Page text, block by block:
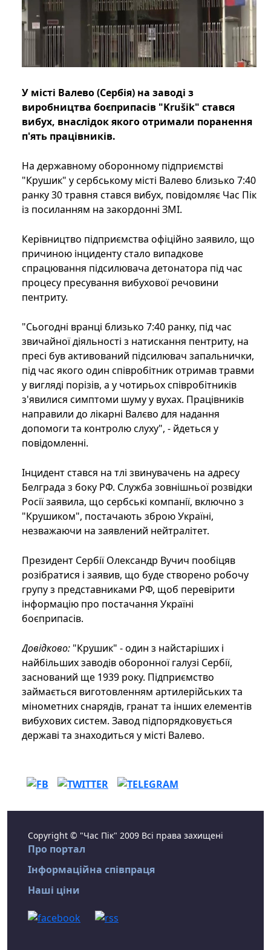
У місті Валево (Сербія) на заводі з
виробництва боєприпасів "Krušik" стався
вибух, внаслідок якого отримали поранення
п'ять працівників.
На державному оборонному підприємстві
"Крушик" у сербському місті Валево близько 7:40
ранку 30 травня стався вибух, повідомляє Час Пік
із посиланням на закордонні ЗМІ.
Керівництво підприємства офіційно заявило, що
причиною інциденту стало випадкове
спрацювання підсилювача детонатора під час
процесу пресування вибухової речовини
пентриту.
"Сьогодні вранці близько 7:40 ранку, під час
звичайної діяльності з натискання пентриту, на
пресі був активований підсилювач запальнички,
під час якого один співробітник отримав травми
у вигляді порізів, а у чотирьох співробітників
з'явилися симптоми шуму у вухах. Працівників
направили до лікарні Валєво для надання
допомоги та контролю слуху", - йдеться у
повідомленні.
Інцидент стався на тлі звинувачень на адресу
Белграда з боку РФ. Служба зовнішньої розвідки
Росії заявила, що сербські компанії, включно з
"Крушиком", постачають зброю Україні,
незважаючи на заявлений нейтралітет.
Президент Сербії Олександр Вучич пообіцяв
розібратися і заявив, що буде створено робочу
групу з представниками РФ, щоб перевірити
інформацію про постачання Україні
боєприпасів.
Довідково: "Крушик" - один з найстаріших і
найбільших заводів оборонної галузі Сербії,
заснований ще 1939 року. Підприємство
займається виготовленням артилерійських та
мінометних снарядів, гранат та інших елементів
вибухових систем. Завод підпорядковується
державі та знаходиться у місті Валево.
Copyright © "Час Пік" 2009 Всі права захищені
Про портал
Інформаційна співпраця
Наші ціни